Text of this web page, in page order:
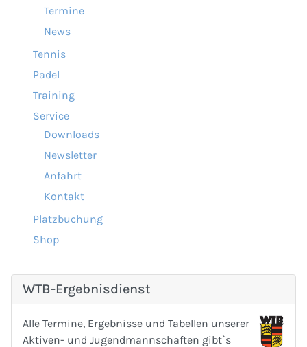
Termine
News
Tennis
Padel
Training
Service
Downloads
Newsletter
Anfahrt
Kontakt
Platzbuchung
Shop
WTB-Ergebnisdienst
Alle Termine, Ergebnisse und Tabellen unserer
Aktiven- und Jugendmannschaften gibt`s